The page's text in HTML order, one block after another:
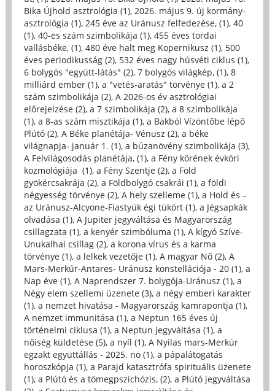
Bika Újhold asztrológia (1), 2026. május 9. új kormány-
asztrológia (1), 245 éve az Uránusz felfedezése, (1), 40
(1), 40-es szám szimbolikája (1), 455 éves tordai
vallásbéke, (1), 480 éve halt meg Kopernikusz (1), 500
éves periodikusság (2), 532 éves nagy húsvéti ciklus (1),
6 bolygós "együtt-látás" (2), 7 bolygós világkép, (1), 8
milliárd ember (1), a "vetés-aratás" törvénye (1), a 2
szám szimbolikája (2), A 2026-os év asztrológiai
előrejelzése (2), a 7 szimbolikája (2), a 8 szimbolikája
(1), a 8-as szám misztikája (1), a Bakból Vízöntőbe lépő
Plútó (2), A Béke planétája- Vénusz (2), a béke
világnapja- január 1. (1), a búzanövény szimbolikája (3),
A Felvilágosodás planétája, (1), a Fény körének évköri
kozmológiája (1), a Fény Szentje (2), a Föld
gyökércsakrája (2), a Földbolygó csakrái (1), a földi
négyesség törvénye (2), A hely szelleme (1), a Hold és –
az Uránusz-Alcyone-Fiastyúk égi tükört (1), a Jégsapkák
olvadása (1), A Jupiter jegyváltása és Magyarország
csillagzata (1), a kenyér szimbóluma (1), A kígyó Szíve-
Unukalhai csillag (2), a korona vírus és a karma
törvénye (1), a lelkek vezetője (1), A magyar Nő (2), A
Mars-Merkúr-Antares- Uránusz konstellációja - 20 (1), a
Nap éve (1), A Naprendszer 7. bolygója-Uránusz (1), a
Négy elem szellemi üzenete (3), a négy emberi karakter
(1), a nemzet hivatása - Magyarország kamrapontja (1),
A nemzet immunitása (1), a Neptun 165 éves új
történelmi ciklusa (1), a Neptun jegyváltása (1), a
nőiség küldetése (5), a nyíl (1), A Nyilas mars-Merkúr
egzakt együttállás - 2025. no (1), a pápalátogatás
horoszkópja (1), a Parajd katasztrófa spirituális üzenete
(1), a Plútó és a tömegpszichózis, (2), a Plútó jegyváltása